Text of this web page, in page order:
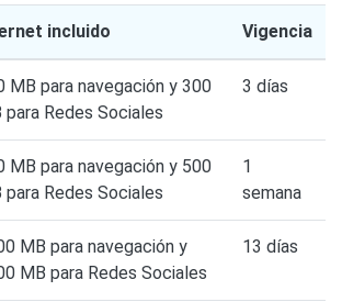
incluido Vigencia
MB para navegación y 300
para Redes Sociales
3 días
MB para navegación y 500
para Redes Sociales
1
semana
MB para navegación y
MB para Redes Sociales
13 días